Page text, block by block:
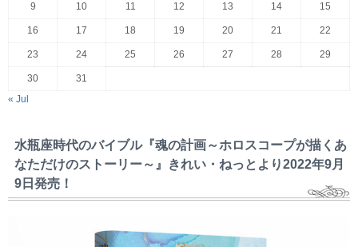
9 10 11 12 13 14 15
16 17 18 19 20 21 22
23 24 25 26 27 28 29
30
31
« Jul
水瓶座時代のバイブル『魂の計画～ホロスコープが描くあ
なただけのストーリー～』きれい・ねっとより2022年9月
9日発売！